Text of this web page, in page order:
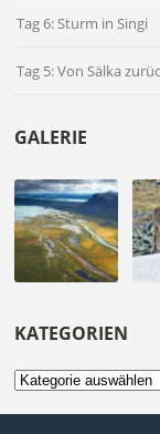
Tag 6: Sturm in Singi
Tag 5: Von Sälka
GALERIE
KATEGORIEN
Kategorien